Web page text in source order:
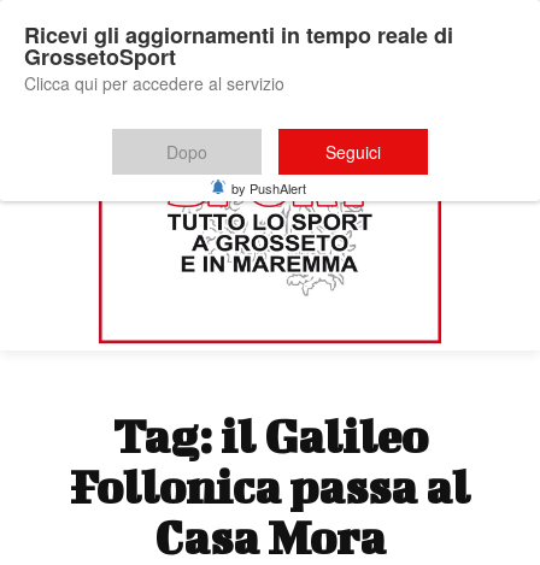
Tag:il Galileo
Follonica passa al
Casa Mora
Ricevi gli aggiornamenti in tempo reale di
GrossetoSport
Clicca qui per accedere al servizio
Dopo Seguici
by PushAlert